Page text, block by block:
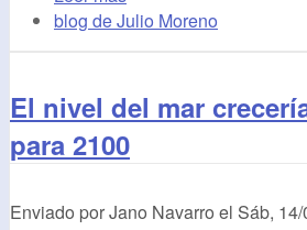
blog de Julio Moreno
El nivel del mar
para 2100
Enviado porJano Navarro el Sáb,